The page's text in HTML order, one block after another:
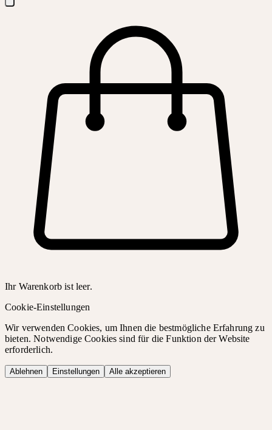
Ihr Warenkorb ist leer.
Cookie-Einstellungen
Wir verwenden Cookies, um Ihnen die bestmögliche Erfahrung zu
bieten. Notwendige Cookies sind für die Funktion der Website
erforderlich.
Ablehnen Einstellungen Alle akzeptieren